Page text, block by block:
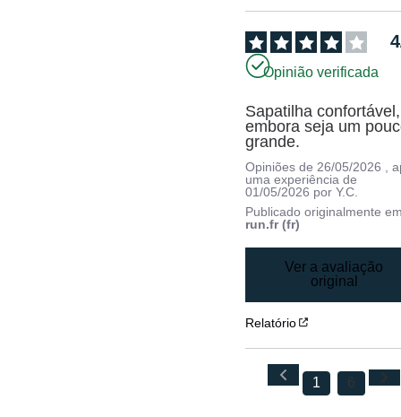
4
Opinião verificada
Sapatilha confortável,
embora seja um
grande.
Opiniões de 26/05/2026
,
uma experiência de
01/05/2026 porY.C.
Publicado originalmente
run.fr (fr)
Ver a avaliação
original
Relatório
1 6